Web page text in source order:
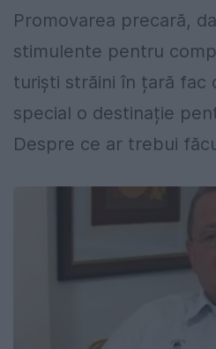
Promovarea precară,
stimulente pentru
turiști străini în țară fac
special o destinație
Despre ce ar trebui